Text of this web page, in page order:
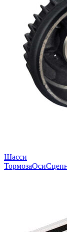
Шасси
ТормозаОси